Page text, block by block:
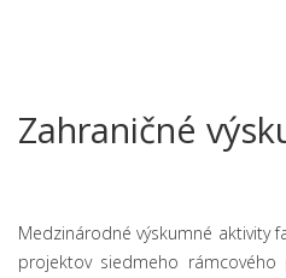
Zahraničné
Medzinárodné výskumné aktivity
projektov siedmeho